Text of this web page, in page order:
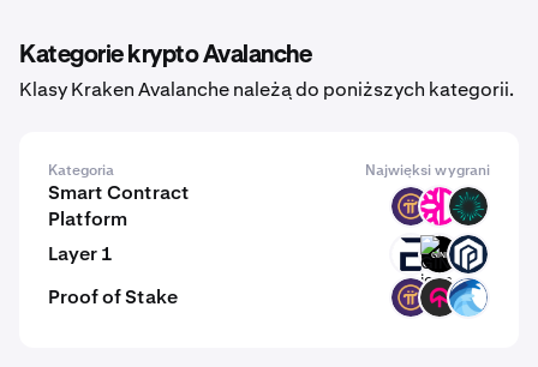
Kategorie krypto Avalanche
Klasy Kraken Avalanche należą do poniższych kategorii.
Kategoria Najwięksi wygrani
Smart Contract
Platform
PI DFI BVM
Layer 1 EVR GINI PAW
Proof of Stake PI TOMI OPT